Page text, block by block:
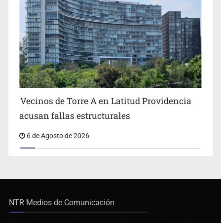
Vecinos de Torre A en Latitud Providencia
acusan fallas estructurales
6 de Agosto de 2026
NTR Medios de Comunicación